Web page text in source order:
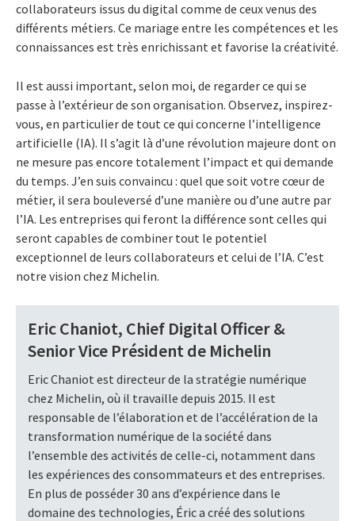
collaborateurs issus du digital comme de ceux venus des
différents métiers. Ce mariage entre les compétences et les
connaissances est très enrichissant et favorise la créativité.
Il est aussi important, selon moi, de regarder ce qui se
passe à l’extérieur de son organisation. Observez, inspirez-
vous, en particulier de tout ce qui concerne l’intelligence
artificielle (IA). Il s’agit là d’une révolution majeure dont on
ne mesure pas encore totalement l’impact et qui demande
du temps. J’en suis convaincu : quel que soit votre cœur de
métier, il sera bouleversé d’une manière ou d’une autre par
l’IA. Les entreprises qui feront la différence sont celles qui
seront capables de combiner tout le potentiel
exceptionnel de leurs collaborateurs et celui de l’IA. C’est
notre vision chez Michelin.
Eric Chaniot, Chief Digital Officer &
Senior Vice Président de Michelin
Eric Chaniot est directeur de la stratégie numérique
chez Michelin, où il travaille depuis 2015. Il est
responsable de l’élaboration et de l’accélération de la
transformation numérique de la société dans
l’ensemble des activités de celle-ci, notamment dans
les expériences des consommateurs et des entreprises.
En plus de posséder 30 ans d’expérience dans le
domaine des technologies, Éric a créé des solutions